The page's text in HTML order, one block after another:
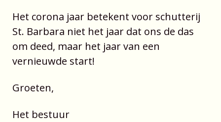
Het corona jaar betekent voor schutterij
St. Barbara niet het jaar dat ons de das
om deed, maar het jaar van een
vernieuwde start!
Groeten,
Het bestuur